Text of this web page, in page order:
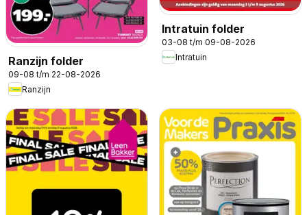
Ranzijn folder
09-08 t/m 22-08-2026
Ranzijn
Intratuin folder
03-08 t/m 09-08-2026
Intratuin